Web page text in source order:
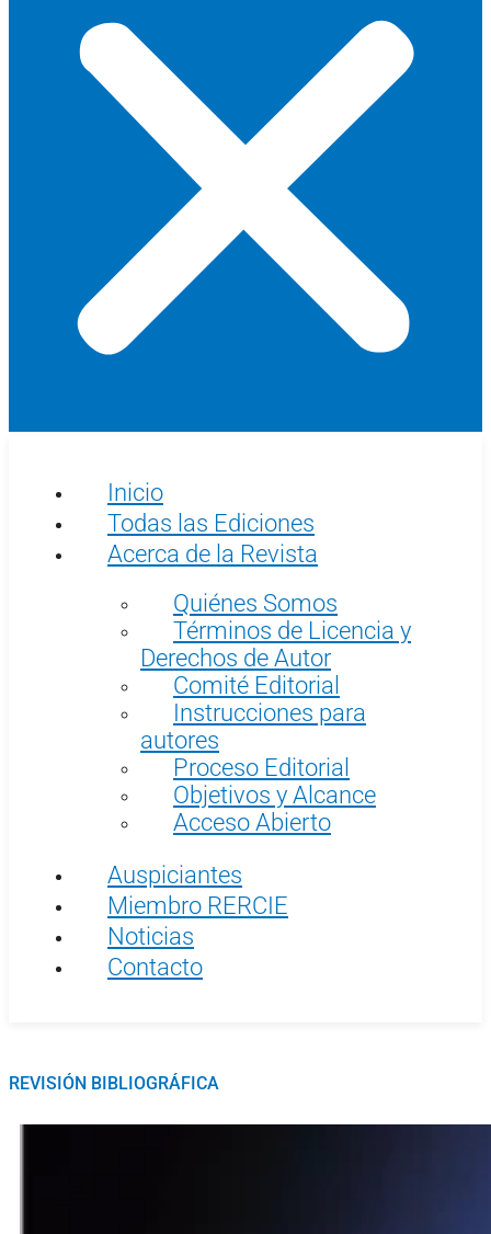
Inicio
Todas las Ediciones
Acerca de la Revista
Quiénes Somos
Términos de Licencia y
Derechos de Autor
Comité Editorial
Instrucciones para
autores
Proceso Editorial
Objetivos y Alcance
Acceso Abierto
Auspiciantes
Miembro RERCIE
Noticias
Contacto
REVISIÓN BIBLIOGRÁFICA